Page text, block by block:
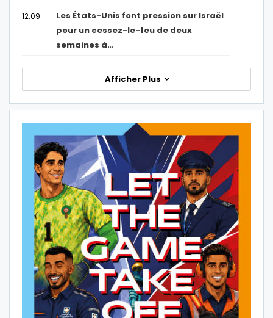
12:09
Les États-Unis font pression sur Israël
pour un cessez-le-feu de deux
semaines à…
Afficher Plus